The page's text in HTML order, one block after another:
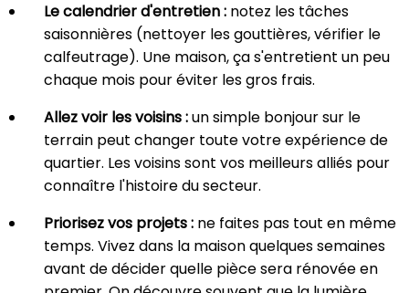
Le calendrier d'entretien : notez les tâches
saisonnières (nettoyer les gouttières, vérifier le
calfeutrage). Une maison, ça s'entretient un peu
chaque mois pour éviter les gros frais.
Allez voir les voisins :un simple bonjour sur le
terrain peut changer toute votre expérience de
quartier. Les voisins sont vos meilleurs alliés pour
connaître l'histoire du secteur.
Priorisez vos projets : ne faites pas tout en même
temps. Vivez dans la maison quelques semaines
avant de décider quelle pièce sera rénovée en